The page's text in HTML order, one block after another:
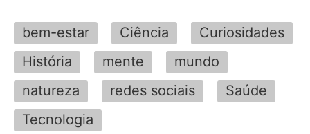
bem-estar Ciência
Curiosidades
História
mente
mundo
natureza
redes sociais
Saúde
Tecnologia